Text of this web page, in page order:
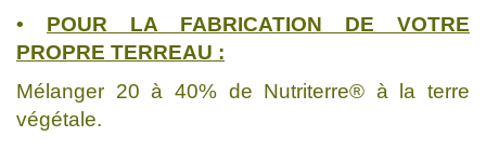
• POUR LA FABRICATION DE VOTRE
PROPRE TERREAU :
Mélanger 20 à 40% de Nutriterre® à la terre
végétale.